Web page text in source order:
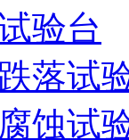
验台
落试
蚀试